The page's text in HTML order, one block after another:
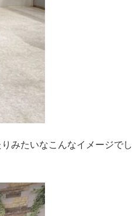
みたいなこんなイメージでし